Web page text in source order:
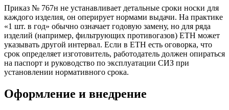
Приказ № 767н не устанавливает детальные сроки носки для
каждого изделия, он оперирует нормами выдачи. На практике
«1 шт. в год» обычно означает годовую замену, но для ряда
изделий (например, фильтрующих противогазов) ЕТН может
указывать другой интервал. Если в ЕТН есть оговорка, что
срок определяет изготовитель, работодатель должен опираться
на паспорт и руководство по эксплуатации СИЗ при
установлении нормативного срока.
Оформление и внедрение